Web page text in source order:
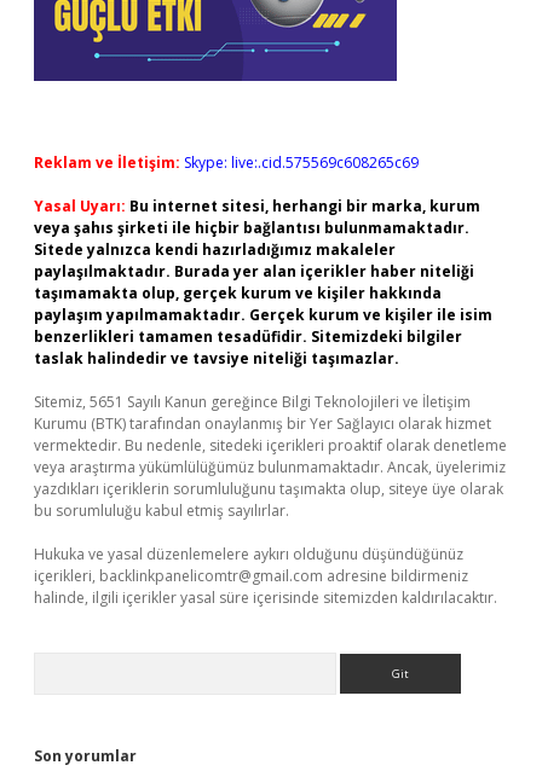
Reklam ve İletişim: Skype: live:.cid.575569c608265c69
Yasal Uyarı: Bu internet sitesi, herhangi bir marka, kurum
veya şahıs şirketi ile hiçbir bağlantısı bulunmamaktadır.
Sitede yalnızca kendi hazırladığımız makaleler
paylaşılmaktadır. Burada yer alan içerikler haber niteliği
taşımamakta olup, gerçek kurum ve kişiler hakkında
paylaşım yapılmamaktadır. Gerçek kurum ve kişiler ile isim
benzerlikleri tamamen tesadüfidir. Sitemizdeki bilgiler
taslak halindedir ve tavsiye niteliği taşımazlar.
Sitemiz, 5651 Sayılı Kanun gereğince Bilgi Teknolojileri ve İletişim
Kurumu (BTK) tarafından onaylanmış bir Yer Sağlayıcı olarak hizmet
vermektedir. Bu nedenle, sitedeki içerikleri proaktif olarak denetleme
veya araştırma yükümlülüğümüz bulunmamaktadır. Ancak, üyelerimiz
yazdıkları içeriklerin sorumluluğunu taşımakta olup, siteye üye olarak
bu sorumluluğu kabul etmiş sayılırlar.
Hukuka ve yasal düzenlemelere aykırı olduğunu düşündüğünüz
içerikleri, backlinkpanelicomtr@gmail.com adresine bildirmeniz
halinde, ilgili içerikler yasal süre içerisinde sitemizden kaldırılacaktır.
Son yorumlar